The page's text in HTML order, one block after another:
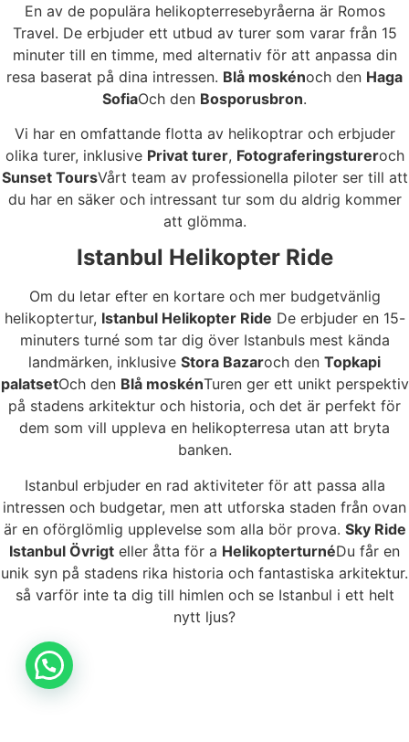
En av de populära helikopterresebyråerna är Romos
Travel. De erbjuder ett utbud av turer som varar från 15
minuter till en timme, med alternativ för att anpassa din
resa baserat på dina intressen. Blå moskénoch den Haga
SofiaOch den Bosporusbron.
Vi har en omfattande flotta av helikoptrar och erbjuder
olika turer, inklusive Privat turer, Fotograferingstureroch
Sunset ToursVårt team av professionella piloter ser till att
du har en säker och intressant tur som du aldrig kommer
att glömma.
Istanbul Helikopter Ride
Om du letar efter en kortare och mer budgetvänlig
helikoptertur, Istanbul Helikopter Ride De erbjuder en 15-
minuters turné som tar dig över Istanbuls mest kända
landmärken, inklusive Stora Bazaroch den Topkapi
palatsetOch den Blå moskénTuren ger ett unikt perspektiv
på stadens arkitektur och historia, och det är perfekt för
dem som vill uppleva en helikopterresa utan att bryta
banken.
Istanbul erbjuder en rad aktiviteter för att passa alla
intressen och budgetar, men att utforska staden från ovan
är en oförglömlig upplevelse som alla bör prova. Sky Ride
Istanbul Övrigt eller åtta för a HelikopterturnéDu får en
unik syn på stadens rika historia och fantastiska arkitektur.
så varför inte ta dig till himlen och se Istanbul i ett helt
nytt ljus?